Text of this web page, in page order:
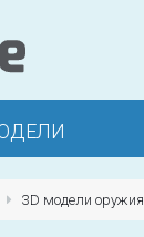
3D модели оружия